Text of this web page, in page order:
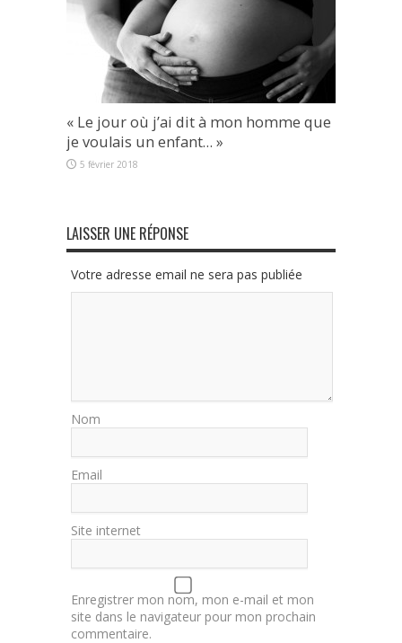
« Le jour où j’ai dit à mon homme que
je voulais un enfant… »
5 février 2018
LAISSER UNE RÉPONSE
Votre adresse email ne sera pas publiée
Nom
Email
Site internet
Enregistrer mon nom, mon e-mail et mon
site dans le navigateur pour mon prochain
commentaire.